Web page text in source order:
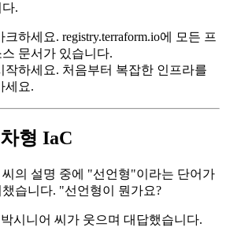
.
하세요. registry.terraform.io에 모든 프
문서가 있습니다.
작하세요. 처음부터 복잡한 인프라를
세요.
형 IaC
의 설명 중에 "선언형"이라는 단어가
습니다. "선언형이 뭔가요?
시니어 씨가 웃으며 대답했습니다.